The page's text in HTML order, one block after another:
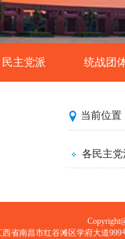
民主党派
盟南昌大学委员
建南昌大学委员
党南昌大学委员
社南昌大学委员
统战团
党外知识
欧美同学会·留
职情
当前位置
各民主
省南昌市红谷滩区学府大道999